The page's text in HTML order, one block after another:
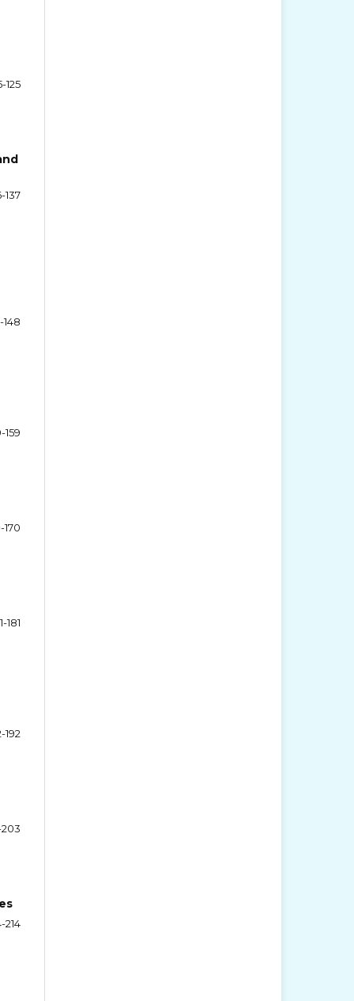
125
137
148
159
170
181
192
203
214